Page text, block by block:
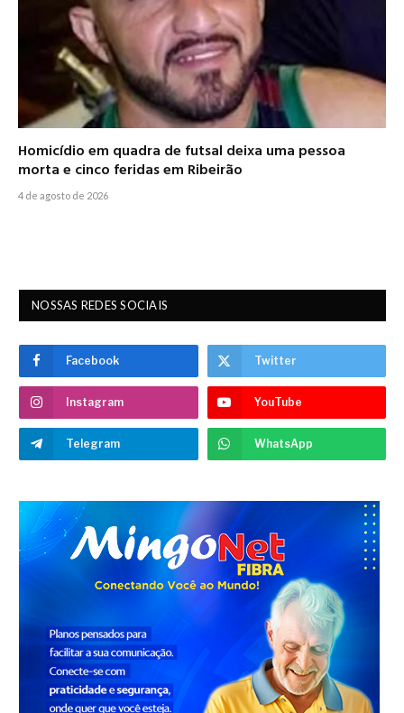
Homicídio em quadra de futsal deixa uma pessoa
morta e cinco feridas em Ribeirão
4 de agosto de 2026
NOSSAS REDES SOCIAIS
Facebook Twitter
Instagram YouTube
Telegram WhatsApp